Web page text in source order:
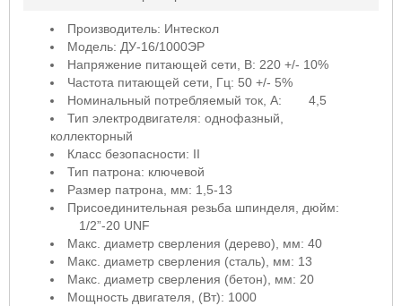
Производитель: Интескол
Модель: ДУ-16/1000ЭР
Напряжение питающей сети, В: 220 +/- 10%
Частота питающей сети, Гц: 50 +/- 5%
Номинальный потребляемый ток, А:
4,5
Тип электродвигателя: однофазный,
коллекторный
Класс безопасности: II
Тип патрона: ключевой
Размер патрона, мм: 1,5-13
Присоединительная резьба шпинделя, дюйм:
1/2”-20 UNF
Макс. диаметр сверления (дерево), мм: 40
Макс. диаметр сверления (сталь), мм: 13
Макс. диаметр сверления (бетон), мм: 20
Мощность двигателя, (Вт): 1000